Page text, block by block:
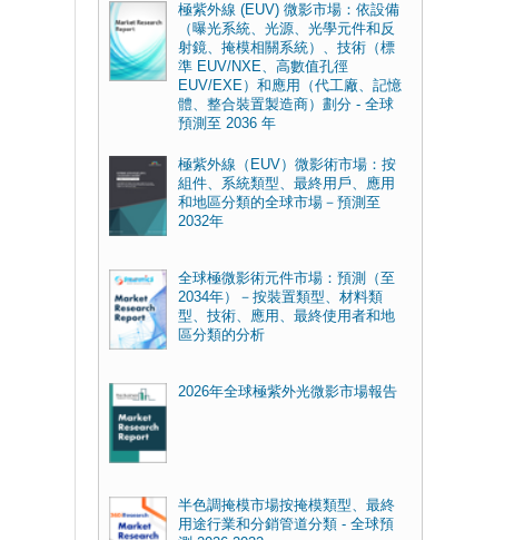
極紫外線 (EUV) 微影市場：依設備
（曝光系統、光源、光學元件和反
射鏡、掩模相關系統）、技術（標
準 EUV/NXE、高數值孔徑
EUV/EXE）和應用（代工廠、記憶
體、整合裝置製造商）劃分 - 全球
預測至 2036 年
極紫外線（EUV）微影術市場：按
組件、系統類型、最終用戶、應用
和地區分類的全球市場－預測至
2032年
全球極微影術元件市場：預測（至
2034年）－按裝置類型、材料類
型、技術、應用、最終使用者和地
區分類的分析
2026年全球極紫外光微影市場報告
半色調掩模市場按掩模類型、最終
用途行業和分銷管道分類 - 全球預